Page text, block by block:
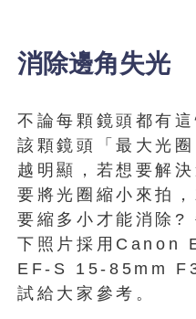
消除邊角失光
不論每顆鏡頭都有
該顆鏡頭「最大光
越明顯，若想要解
要將光圈縮小來拍
要縮多小才能消除?
下照片採用Canon
EF-S 15-85mm
試給大家參考。